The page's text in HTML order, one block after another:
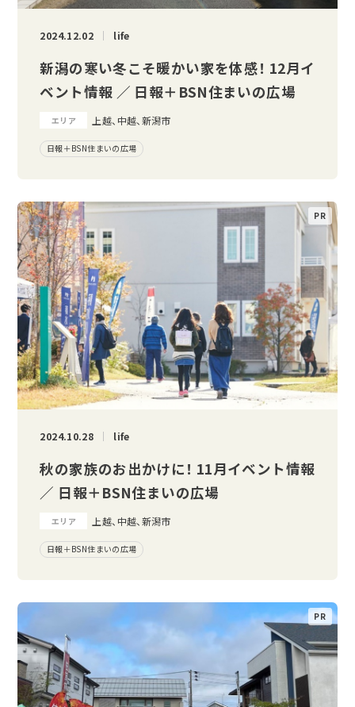
2024.12.02 life
新潟の寒い冬こそ暖かい家を体感！ 12月イ
ベント情報 ／ 日報＋BSN住まいの広場
エリア 上越、中越、新潟市
日報＋BSN住まいの広場
2024.10.28 life
秋の家族のお出かけに！ 11月イベント情報
／ 日報＋BSN住まいの広場
エリア 上越、中越、新潟市
日報＋BSN住まいの広場